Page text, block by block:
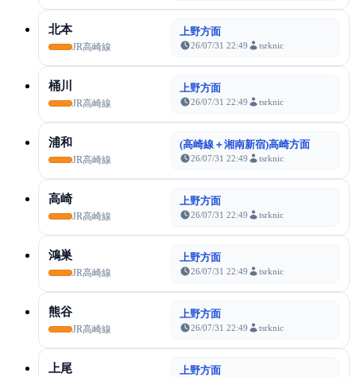
北本
JR高崎線
上野方面
26/07/31 22:49 tsrknic
桶川
JR高崎線
上野方面
26/07/31 22:49 tsrknic
浦和
JR高崎線
(高崎線＋湘南新宿)高崎方面
26/07/31 22:49 tsrknic
高崎
JR高崎線
上野方面
26/07/31 22:49 tsrknic
鴻巣
JR高崎線
上野方面
26/07/31 22:49 tsrknic
熊谷
JR高崎線
上野方面
26/07/31 22:49 tsrknic
上尾 上野方面